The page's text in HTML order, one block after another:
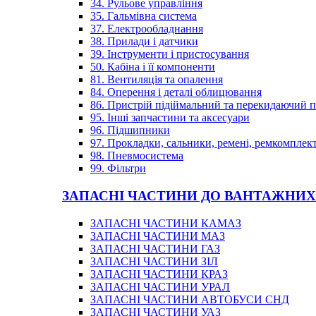
34. Рульове управління
35. Гальмівна система
37. Електрообладнання
38. Прилади і датчики
39. Інструменти і пристосування
50. Кабіна і її компоненти
81. Вентиляція та опалення
84. Оперення і деталі облицювання
86. Пристрій підіймальний та перекидаючий
95. Інші запчастини та аксесуари
96. Підшипники
97. Прокладки, сальники, ремені,
98. Пневмосистема
99. Фільтри
ЗАПАСНІ ЧАСТИНИ ДО
ЗАПАСНІ ЧАСТИНИ КАМАЗ
ЗАПАСНІ ЧАСТИНИ МАЗ
ЗАПАСНІ ЧАСТИНИ ГАЗ
ЗАПАСНІ ЧАСТИНИ ЗІЛ
ЗАПАСНІ ЧАСТИНИ КРАЗ
ЗАПАСНІ ЧАСТИНИ УРАЛ
ЗАПАСНІ ЧАСТИНИ АВТОБУСИ СНД
ЗАПАСНІ ЧАСТИНИ УАЗ